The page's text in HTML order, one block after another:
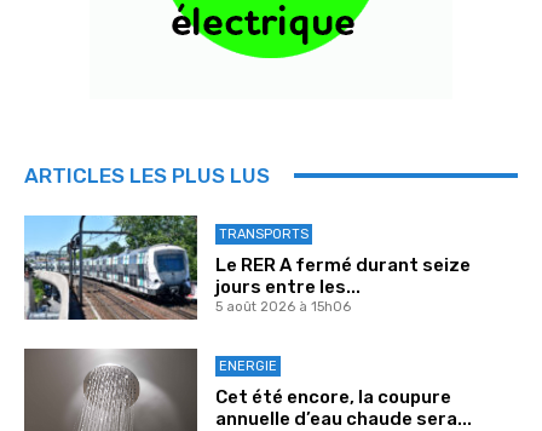
ARTICLES LES PLUS LUS
TRANSPORTS
Le RER A fermé durant seize
jours entre les...
5 août 2026 à 15h06
ENERGIE
Cet été encore, la coupure
annuelle d’eau chaude sera...